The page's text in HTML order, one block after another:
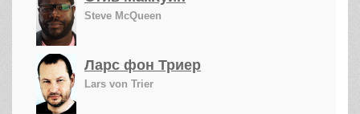
Steve McQueen
Ларс фон Триер
Lars von Trier